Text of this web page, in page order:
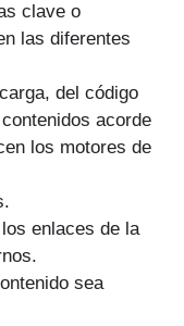
clave o
las diferentes
del código
acorde
los motores de
enlaces de la
sea